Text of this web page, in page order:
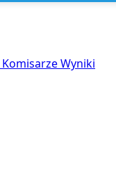
KomisarzeWyniki